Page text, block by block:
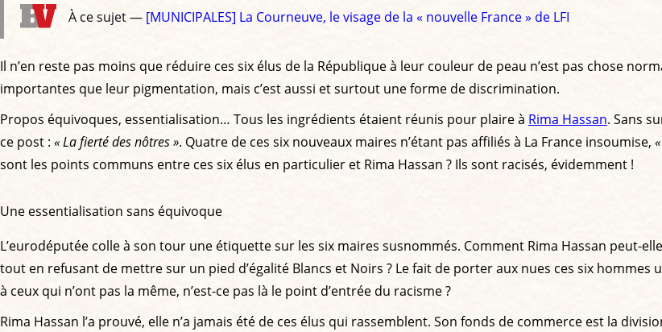
À ce sujet — [MUNICIPALES] La Courneuve, le visage de la « nouvelle France » de LFI
Il n’en reste pas moins que réduire ces six élus de la République à leur couleur de peau n’est pas chose
importantes que leur pigmentation, mais c’est aussi et surtout une forme de discrimination.
Propos équivoques, essentialisation… Tous les ingrédients étaient réunis pour plaire à Rima Hassan. Sans
ce post : « La fierté des nôtres ». Quatre de ces six nouveaux maires n’étant pas affiliés à La France insoumise,
sont les points communs entre ces six élus en particulier et Rima Hassan ? Ils sont racisés, évidemment !
Une essentialisation sans équivoque
L’eurodéputée colle à son tour une étiquette sur les six maires susnommés. Comment Rima Hassan peut-
tout en refusant de mettre sur un pied d’égalité Blancs et Noirs ? Le fait de porter aux nues ces six
à ceux qui n’ont pas la même, n’est-ce pas là le point d’entrée du racisme ?
Rima Hassan l’a prouvé, elle n’a jamais été de ces élus qui rassemblent. Son fonds de commerce est la